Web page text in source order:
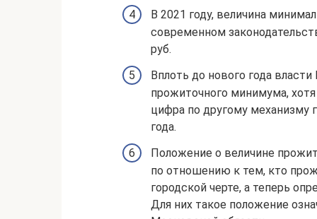
В 2021 году, величина
современном
руб.
Вплоть до нового года
прожиточного минимума,
цифра по другому механизму
года.
Положение о величине
по отношению к тем, кто
городской черте, а теперь
Для них такое положение